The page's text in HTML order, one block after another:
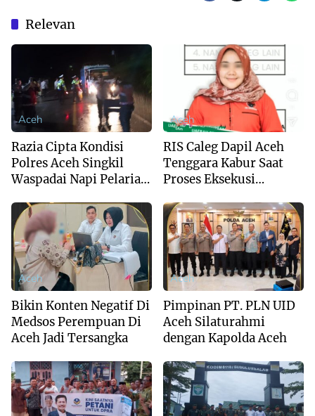
Relevan
Aceh
Razia Cipta Kondisi
Polres Aceh Singkil
Waspadai Napi Pelarian
Aceh
RIS Caleg Dapil Aceh
Tenggara Kabur Saat
Proses Eksekusi
Aceh
Bikin Konten Negatif Di
Medsos Perempuan Di
Aceh Jadi Tersangka
Aceh
Pimpinan PT. PLN UID
Aceh Silaturahmi
dengan Kapolda Aceh